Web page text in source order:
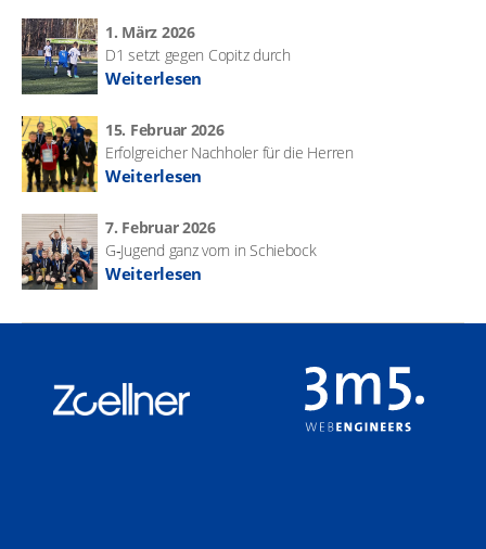
1. März 2026
D1 setzt gegen Copitz durch
Weiterlesen
15. Februar 2026
Erfolgreicher Nachholer für die Herren
Weiterlesen
7. Februar 2026
G‑Jugend ganz vorn in Schiebock
Weiterlesen